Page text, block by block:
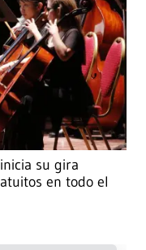
su gira
en todo el